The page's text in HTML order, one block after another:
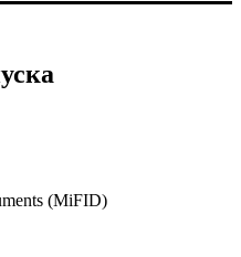
(MiFID)